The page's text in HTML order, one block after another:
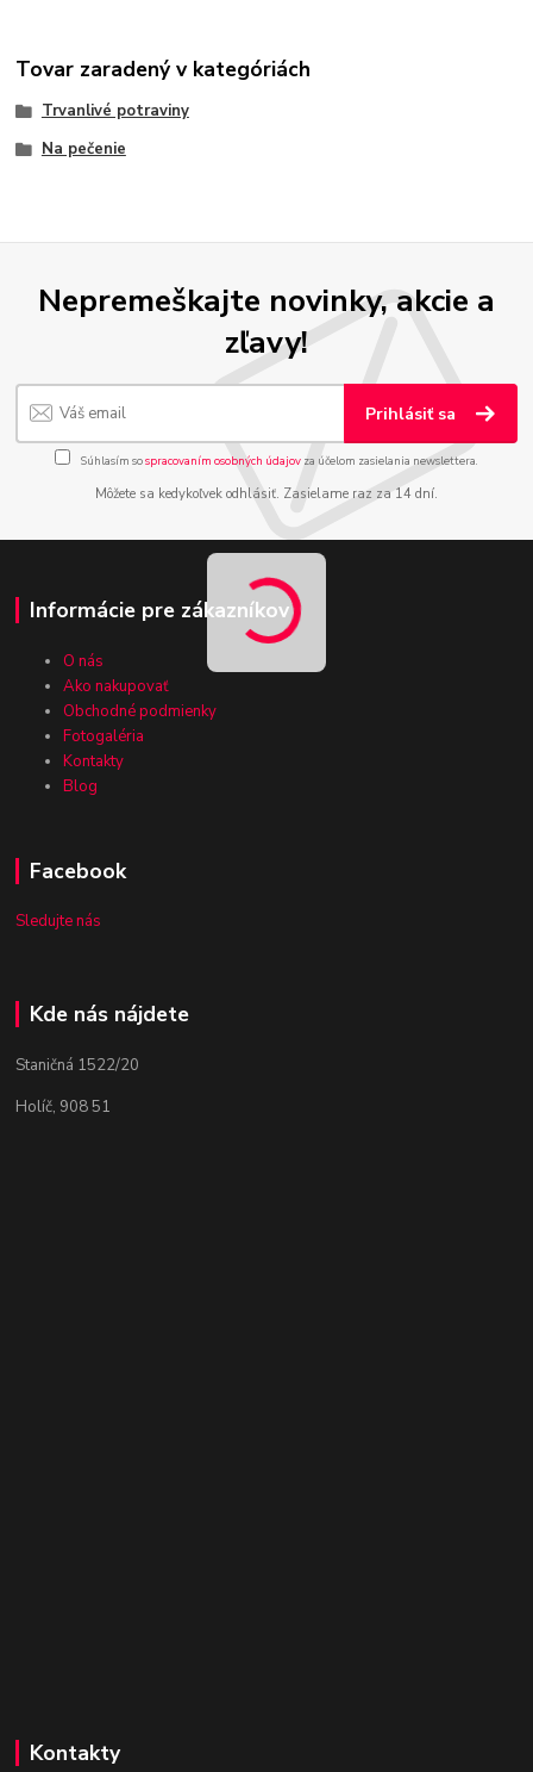
Tovar zaradený v kategóriách
Trvanlivé potraviny
Na pečenie
Nepremeškajte novinky, akcie a
zľavy!
Prihlásiť sa
Súhlasím sospracovaním osobných údajov za účelom zasielania newslettera.
Môžete sa kedykoľvek odhlásiť. Zasielame raz za 14 dní.
Informácie pre zákazníkov
O nás
Ako nakupovať
Obchodné podmienky
Fotogaléria
Kontakty
Blog
Facebook
Sledujte nás
Kde nás nájdete
Staničná 1522/20
Holíč, 908 51
Kontakty